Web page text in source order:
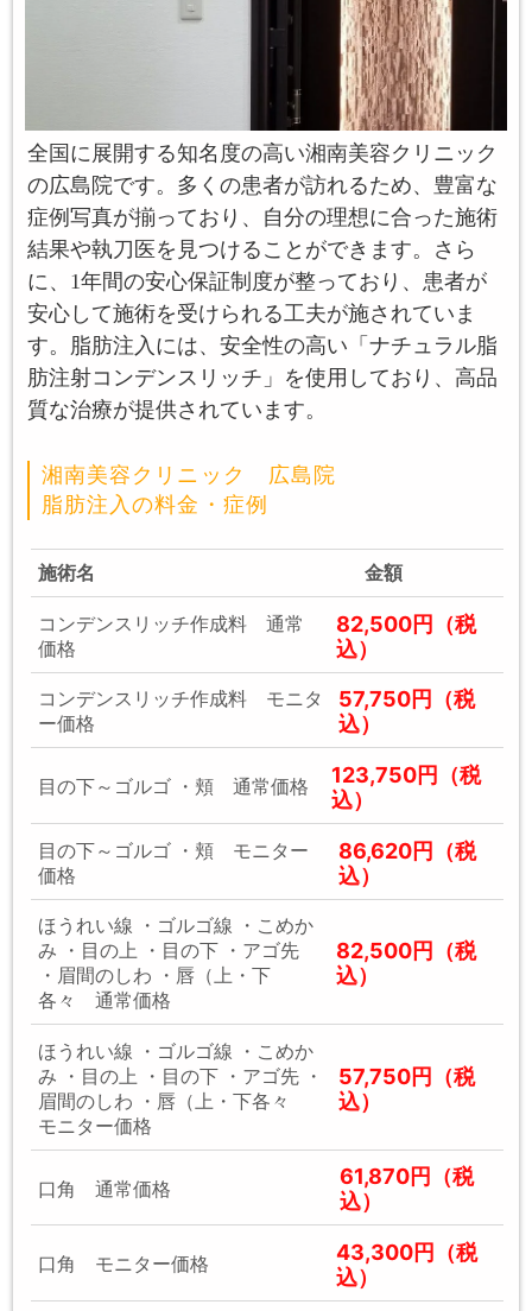
全国に展開する知名度の高い湘南美容クリニック
の広島院です。多くの患者が訪れるため、豊富な
症例写真が揃っており、自分の理想に合った施術
結果や執刀医を見つけることができます。さら
に、1年間の安心保証制度が整っており、患者が
安心して施術を受けられる工夫が施されていま
す。脂肪注入には、安全性の高い「ナチュラル脂
肪注射コンデンスリッチ」を使用しており、高品
質な治療が提供されています。
湘南美容クリニック 広島院
脂肪注入の料金・症例
施術名 金額
コンデンスリッチ作成料 通常
価格
82,500円（税
込）
コンデンスリッチ作成料 モニタ
ー価格
57,750円（税
込）
目の下～ゴルゴ ・頬 通常価格
123,750円（税
込）
目の下～ゴルゴ ・頬 モニター
価格
86,620円（税
込）
ほうれい線 ・ゴルゴ線 ・こめか
み ・目の上 ・目の下 ・アゴ先
・眉間のしわ ・唇（上・下
各々 通常価格
82,500円（税
込）
ほうれい線 ・ゴルゴ線 ・こめか
み ・目の上 ・目の下 ・アゴ先 ・
眉間のしわ ・唇（上・下各々
モニター価格
57,750円（税
込）
口角 通常価格
61,870円（税
込）
口角 モニター価格
43,300円（税
込）